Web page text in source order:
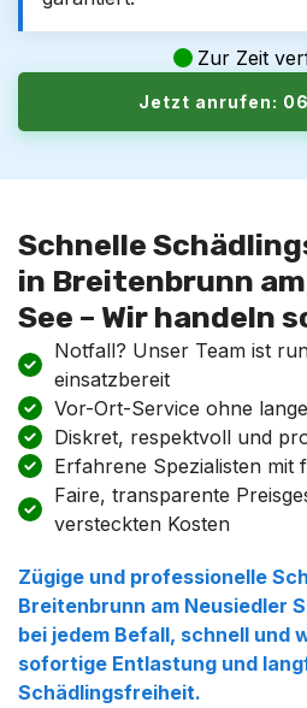
Zur Zeit
Jetzt anrufen:
Schnelle
in Breitenbrunn
See – Wir handeln
Notfall? Unser Team ist
einsatzbereit
Vor-Ort-Service ohne
Diskret, respektvoll und
Erfahrene Spezialisten mit
Faire, transparente
versteckten Kosten
Zügige und professionelle
Breitenbrunn am Neusiedler
bei jedem Befall, schnell und
sofortige Entlastung und
Schädlingsfreiheit.